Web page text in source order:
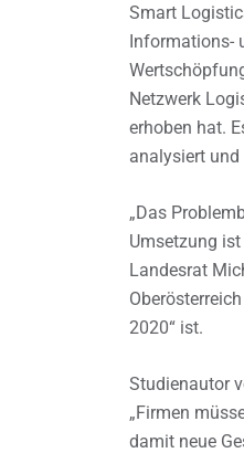
Smart
Informations-
Netzwerk
erhoben hat.
analysiert
„Das
Umsetzung
Landesrat
2020“ ist.
Studienautor
„Firmen
damit neue